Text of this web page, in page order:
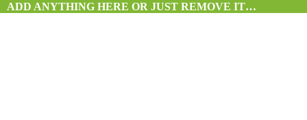
ADD ANYTHING HERE OR JUST REMOVE IT…